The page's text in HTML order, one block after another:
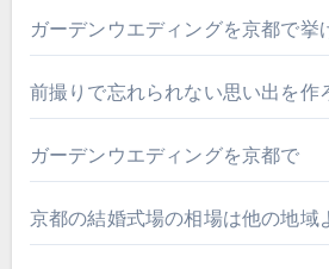
ガーデンウエディングを京都で挙
前撮りで忘れられない思い出を作
ガーデンウエディングを京都で
京都の結婚式場の相場は他の地域